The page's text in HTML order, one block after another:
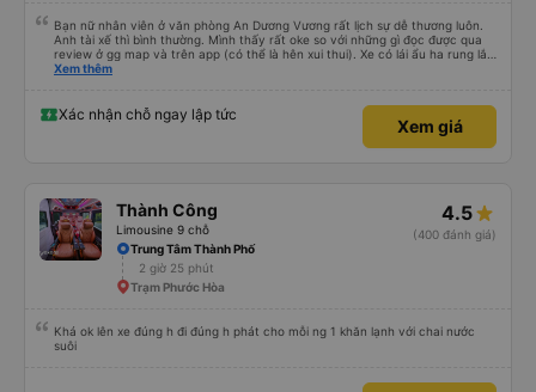
Bạn nữ nhân viên ở văn phòng An Dương Vương rất lịch sự dễ thương luôn.
Anh tài xế thì bình thường. Mình thấy rất oke so với những gì đọc được qua
review ở gg map và trên app (có thể là hên xui thui). Xe có lái ẩu ha rung lắc
hay không thì cũng ko rõ tại mình say xe nên ngủ ko à
Xem thêm
Xác nhận chỗ ngay lập tức
Xem giá
Thành Công
Limousine 9 chỗ
4.5
(400 đánh giá)
Trung Tâm Thành Phố
2 giờ 25 phút
Trạm Phước Hòa
Khá ok lên xe đúng h đi đúng h phát cho mỗi ng 1 khăn lạnh với chai nước
suôi